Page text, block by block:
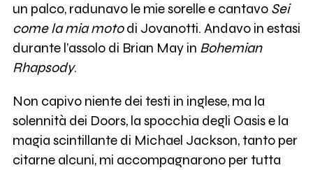
un palco, radunavo le mie sorelle e cantavo Sei
come la mia motodi Jovanotti. Andavo in estasi
durante l’assolo di Brian May in Bohemian
Rhapsody.
Non capivo niente dei testi in inglese, ma la
solennità dei Doors, la spocchia degli Oasis e la
magia scintillante di Michael Jackson, tanto per
citarne alcuni, mi accompagnarono per tutta